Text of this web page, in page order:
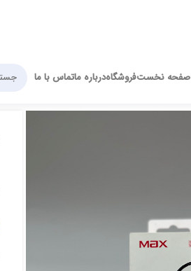
صفحه نخستفروشگاهدرباره ماتماس با ما